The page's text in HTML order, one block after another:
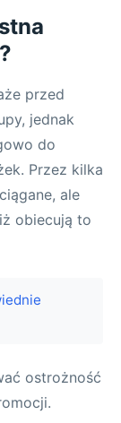
przed
jednak
do
Przez kilka
ale
obiecują to
ostrożność